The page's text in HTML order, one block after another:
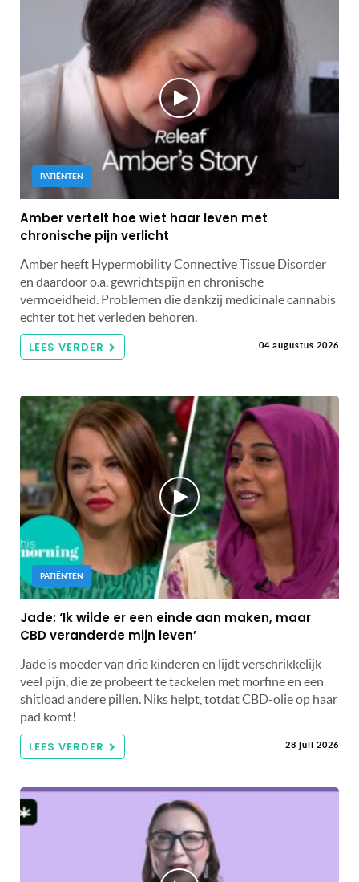
PATIËNTEN
Amber vertelt hoe wiet haar leven met
chronische pijn verlicht
Amber heeft Hypermobility Connective Tissue Disorder
en daardoor o.a. gewrichtspijn en chronische
vermoeidheid. Problemen die dankzij medicinale cannabis
echter tot het verleden behoren.
LEES VERDER 04 augustus 2026
PATIËNTEN
Jade: ‘Ik wilde er een einde aan maken, maar
CBD veranderde mijn leven’
Jade is moeder van drie kinderen en lijdt verschrikkelijk
veel pijn, die ze probeert te tackelen met morfine en een
shitload andere pillen. Niks helpt, totdat CBD-olie op haar
pad komt!
LEES VERDER 28 juli 2026